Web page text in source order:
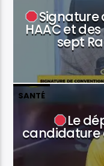
Signature
HAAC et
sept
SANTÉ
Le
candidature